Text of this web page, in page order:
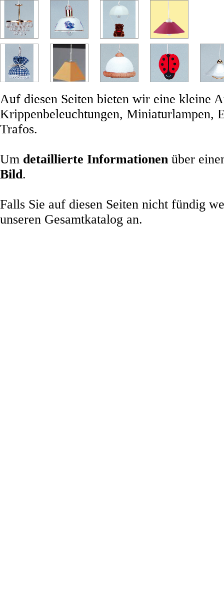
Auf diesen Seiten bieten wir eine kleine
Krippenbeleuchtungen, Miniaturlampen,
Trafos.
Um detaillierte Informationen über
Bild.
Falls Sie auf diesen Seiten nicht fündig
unseren Gesamtkatalog an.